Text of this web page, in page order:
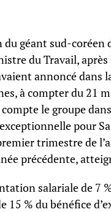
géant sud-coréen
du Travail, après
annoncé dans
à compter du 21
le groupe
pour
trimestre de
précédente,
salariale de 7
15 % du bénéfice